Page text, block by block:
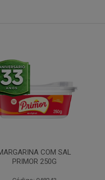
FILE DE PEITO DE
FRANGO COPACOL